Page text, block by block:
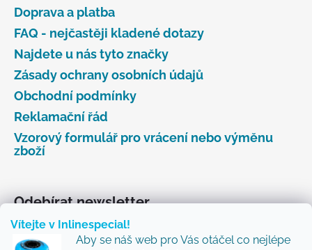
Vítejte v Inlinespecial!
Aby se náš web pro Vás otáčel co nejlépe
Doprava a platba
FAQ - nejčastěji kladené dotazy
Najdete u nás tyto značky
Zásady ochrany osobních údajů
Obchodní podmínky
Reklamační řád
Vzorový formulář pro vrácení nebo výměnu
zboží
Odebírat newsletter
Vložte svůj e-mail a my vám budeme zasílat informace
o nových produktech na našem e-shopu.